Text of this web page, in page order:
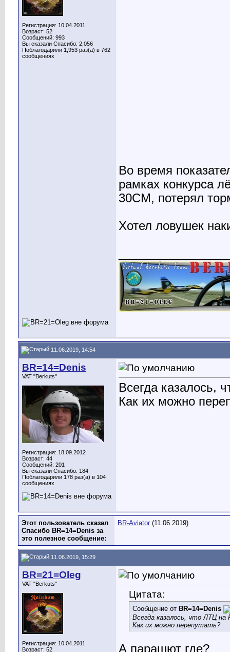
Регистрация: 10.04.2011
Возраст: 52
Сообщений: 993
Вы сказали Спасибо: 2,056
Поблагодарили 1,953 раз(а) в 762
сообщениях
Во время
рамках конкурса
30СМ, потерял
Хотел ловушек
11.06.2019, 14:54
BR=14=Denis
VAT "Berkuts"
Регистрация: 18.09.2012
Возраст: 44
Сообщений: 201
Вы сказали Спасибо: 184
Поблагодарили 178 раз(а) в 104
сообщениях
Всегда казалось,
Как их можно
Этот пользователь сказал
Спасибо BR=14=Denis за
это полезное сообщение:
BR-Aviator (11.06.2019)
11.06.2019, 15:29
BR=21=Oleg
VAT "Berkuts"
Регистрация: 10.04.2011
Возраст: 52
Цитата:
Сообщение от BR=14=Denis
Всегда казалось, что ЛТЦ
Как их можно перепутать?
А парашют где?